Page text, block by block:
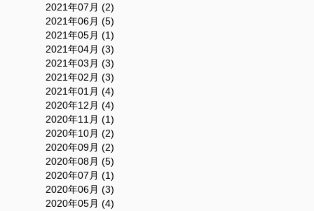
2021年07月 (2)
2021年06月 (5)
2021年05月 (1)
2021年04月 (3)
2021年03月 (3)
2021年02月 (3)
2021年01月 (4)
2020年12月 (4)
2020年11月 (1)
2020年10月 (2)
2020年09月 (2)
2020年08月 (5)
2020年07月 (1)
2020年06月 (3)
2020年05月 (4)